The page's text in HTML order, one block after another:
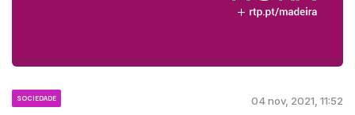
SOCIEDADE 04 nov, 2021, 11:52